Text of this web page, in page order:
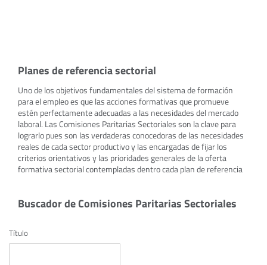
Planes de referencia sectorial
Uno de los objetivos fundamentales del sistema de formación
para el empleo es que las acciones formativas que promueve
estén perfectamente adecuadas a las necesidades del mercado
laboral. Las Comisiones Paritarias Sectoriales son la clave para
lograrlo pues son las verdaderas conocedoras de las necesidades
reales de cada sector productivo y las encargadas de fijar los
criterios orientativos y las prioridades generales de la oferta
formativa sectorial contempladas dentro cada plan de referencia
Buscador de Comisiones Paritarias Sectoriales
Título